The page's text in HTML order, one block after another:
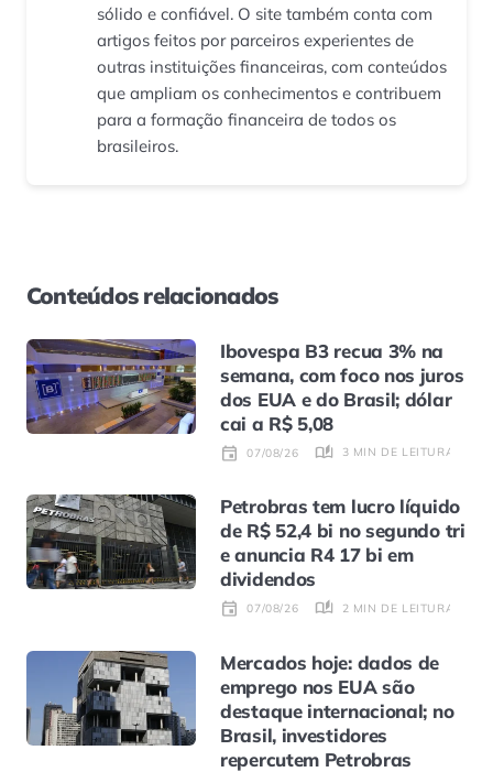
sólido e confiável. O site também conta com
artigos feitos por parceiros experientes de
outras instituições financeiras, com conteúdos
que ampliam os conhecimentos e contribuem
para a formação financeira de todos os
brasileiros.
Conteúdos relacionados
Ibovespa B3 recua 3% na
semana, com foco nos juros
dos EUA e do Brasil; dólar
cai a R$ 5,08
07/08/26 3 MIN DE LEITURA
Petrobras tem lucro líquido
de R$ 52,4 bi no segundo tri
e anuncia R4 17 bi em
dividendos
07/08/26 2 MIN DE LEITURA
Mercados hoje: dados de
emprego nos EUA são
destaque internacional; no
Brasil, investidores
repercutem Petrobras